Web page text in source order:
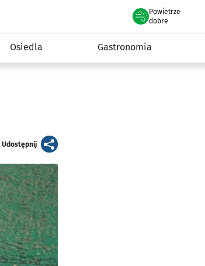
Powietrze
we Wrocławiu
dobre
Osiedla Gastronomia
Udostępnijartykuł